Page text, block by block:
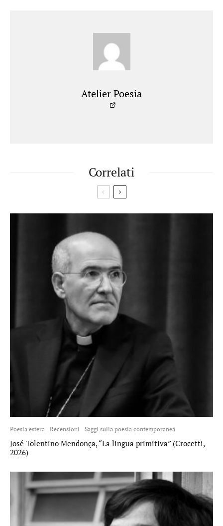
Atelier Poesia
Correlati
Poesia estera Recensioni Saggi sulla poesia contemporanea
José Tolentino Mendonça, “La lingua primitiva” (Crocetti,
2026)